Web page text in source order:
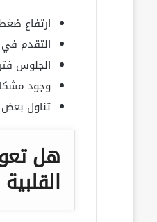
ارتفاع
التقدم في
الجلوس
وجود
تناول بعض
هل